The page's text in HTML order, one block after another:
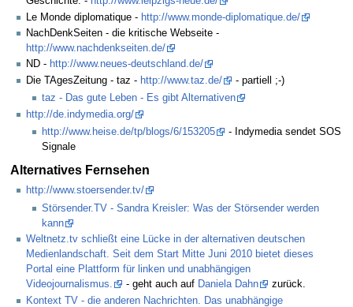
Le Monde diplomatique - http://www.monde-diplomatique.de/
NachDenkSeiten - die kritische Webseite -
http://www.nachdenkseiten.de/
ND - http://www.neues-deutschland.de/
Die TAgesZeitung - taz - http://www.taz.de/
- partiell ;-)
taz - Das gute Leben - Es gibt Alternativen
http://de.indymedia.org/
http://www.heise.de/tp/blogs/6/153205
- Indymedia sendet SOS
Signale
Alternatives Fernsehen
http://www.stoersender.tv/
Störsender.TV - Sandra Kreisler: Was der Störsender werden
kann
Weltnetz.tv schließt eine Lücke in der alternativen deutschen
Medienlandschaft. Seit dem Start Mitte Juni 2010 bietet dieses
Portal eine Plattform für linken und unabhängigen
Videojournalismus.
- geht auch auf Daniela Dahn
zurück.
Kontext TV - die anderen Nachrichten. Das unabhängige